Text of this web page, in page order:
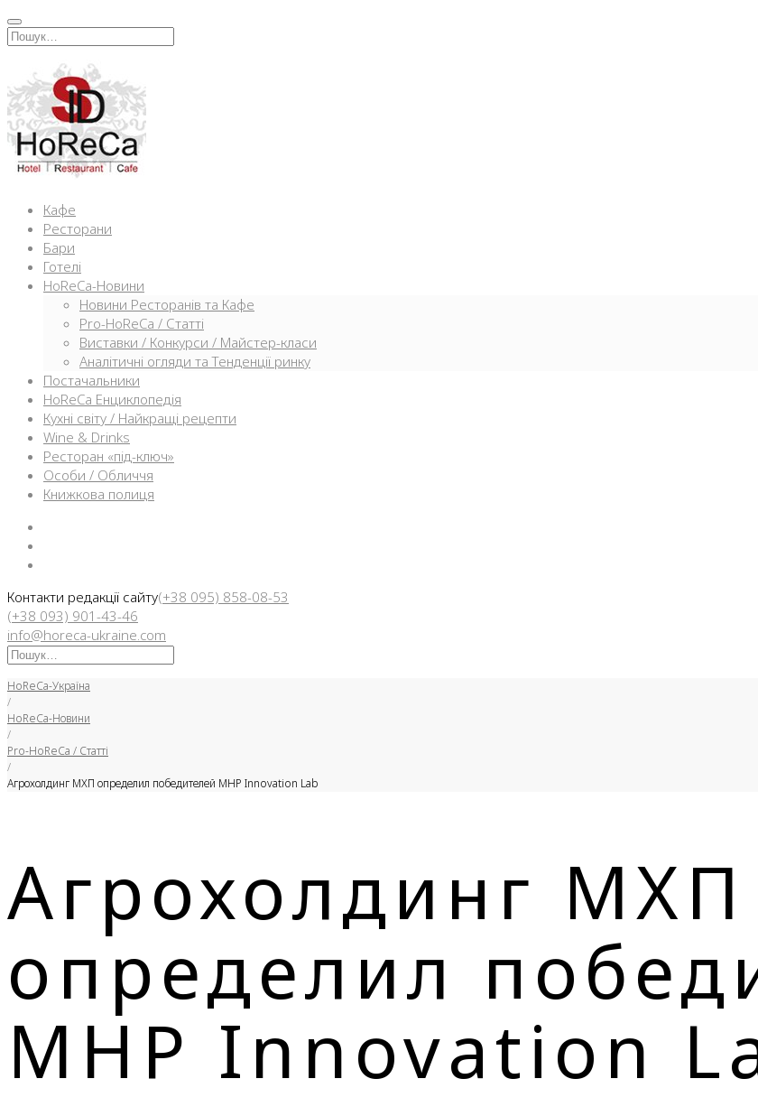
Перейти
кИскать:
Кафе
Ресторани
Бари
Готелі
HoReCa-Новини
Новини Ресторанів та Кафе
Pro-HoReCa / Статті
Виставки / Конкурси / Майстер-класи
Аналітичні огляди та Тенденції ринку
Постачальники
HoReCa Енциклопедія
Кухні світу / Найкращі рецепти
Wine & Drinks
Ресторан «під-ключ»
Особи / Обличчя
Книжкова полиця
Контакти редакції сайту(+38 095) 858-08-53
(+38 093) 901-43-46
info@horeca-ukraine.com
Искать:
HoReCa-Україна
/
HoReCa-Новини
/
Pro-HoReCa / Статті
/
Агрохолдинг МХП определил победителей MHP Innovation Lab
Агрохолдинг МХП
определил
MHP Innovation